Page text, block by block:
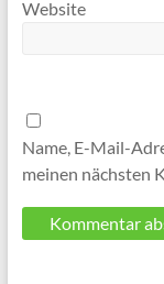
Website
Name, E-Mail-
meinen nächsten